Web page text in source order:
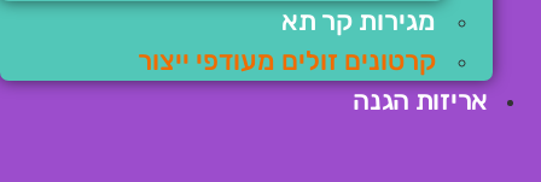
מגירות קר תא
קרטונים זולים מעודפי ייצור
אריזות הגנה